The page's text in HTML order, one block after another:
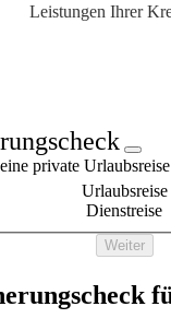
Leistungen Ihrer
Planen Sie eine
Urlaubsreise
Dienstreise
Weiter